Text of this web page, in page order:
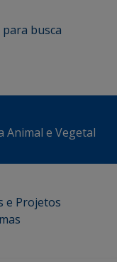
para busca
Animal e Vegetal
e Projetos